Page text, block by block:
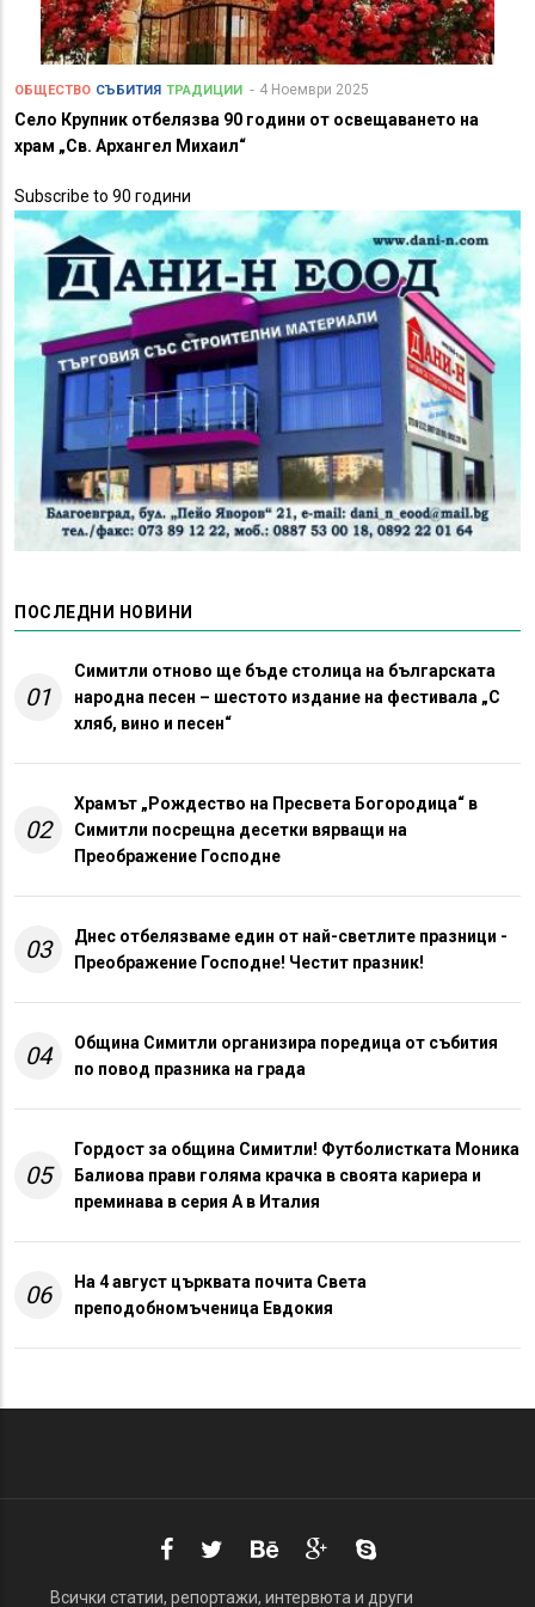
ОБЩЕСТВО СЪБИТИЯ ТРАДИЦИИ 4 Ноември 2025
Село Крупник отбелязва 90 години от освещаването на
храм „Св. Архангел Михаил“
Subscribe to 90 години
ПОСЛЕДНИ НОВИНИ
01
Симитли отново ще бъде столица на българската
народна песен – шестото издание на фестивала „С
хляб, вино и песен“
02
Храмът „Рождество на Пресвета Богородица“ в
Симитли посрещна десетки вярващи на
Преображение Господне
03
Днес отбелязваме един от най-светлите празници -
Преображение Господне! Честит празник!
04
Община Симитли организира поредица от събития
по повод празника на града
05
Гордост за община Симитли! Футболистката Моника
Балиова прави голяма крачка в своята кариера и
преминава в серия А в Италия
06
На 4 август църквата почита Света
преподобномъченица Евдокия
Всички статии, репортажи, интервюта и други